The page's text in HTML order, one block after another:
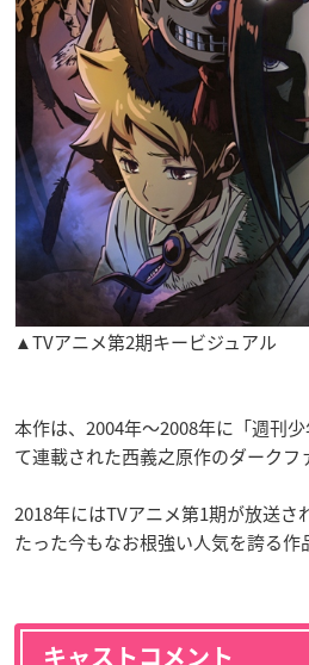
▲TVアニメ第2期キービジュアル
本作は、2004年～2008年に「週刊
て連載された西義之原作のダークフ
2018年にはTVアニメ第1期が放送さ
たった今もなお根強い人気を誇る作
キャストコメント